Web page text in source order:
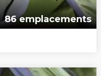
86 emplacements